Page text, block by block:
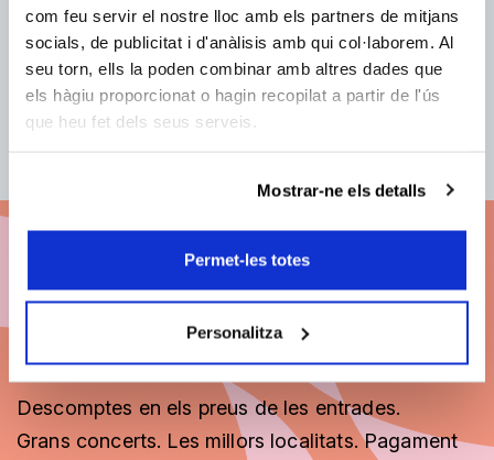
com feu servir el nostre lloc amb els partners de mitjans
socials, de publicitat i d'anàlisis amb qui col·laborem. Al
seu torn, ells la poden combinar amb altres dades que
els hàgiu proporcionat o hagin recopilat a partir de l'ús
que heu fet dels seus serveis.
Mostrar-ne els detalls
Permet-les totes
Personalitza
Eva Cardós
Directora de patrocinis
Telèfon: 91 426 03 97
Email:eva@ibermusica.es
Abona't a BCN Clàssics
Descomptes en els preus de les entrades.
Grans concerts. Les millors localitats. Pagament